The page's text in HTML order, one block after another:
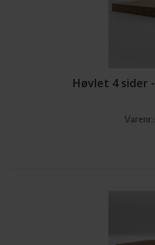
Høvlet 4 sider
Varenr.: